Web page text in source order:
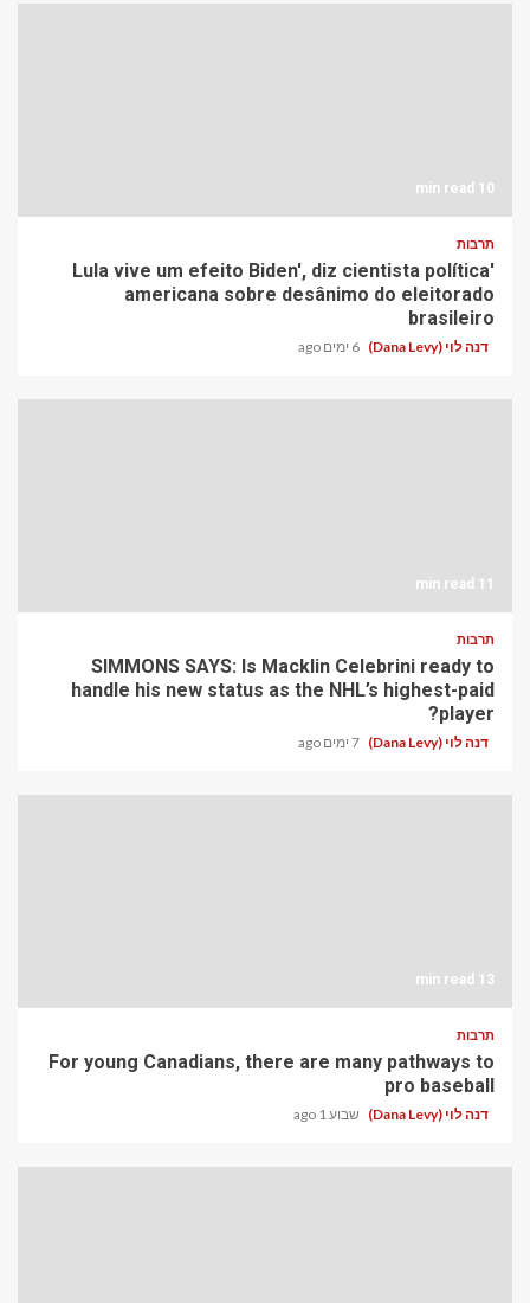
10 min read
תרבות
'Lula vive um efeito Biden', diz cientista política
americana sobre desânimo do eleitorado
brasileiro
דנה לוי (Dana Levy) 6 ימים ago
11 min read
תרבות
SIMMONS SAYS: Is Macklin Celebrini ready to
handle his new status as the NHL’s highest-paid
player?
דנה לוי (Dana Levy) 7 ימים ago
13 min read
תרבות
For young Canadians, there are many pathways to
pro baseball
דנה לוי (Dana Levy) שבוע 1 ago